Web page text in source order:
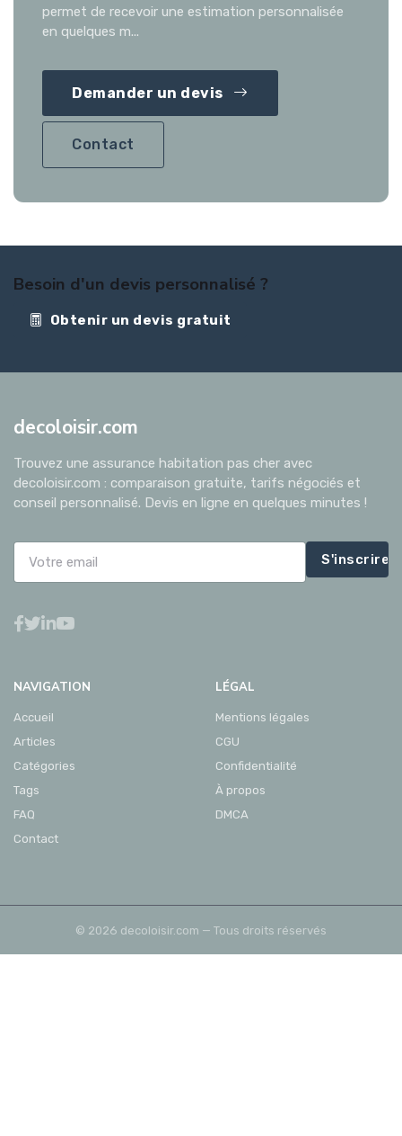
permet de recevoir une estimation personnalisée
en quelques m...
Demander un devis
Contact
Besoin d'un devis personnalisé ?
Obtenir un devis gratuit
decoloisir.com
Trouvez une assurance habitation pas cher avec
decoloisir.com : comparaison gratuite, tarifs négociés et
conseil personnalisé. Devis en ligne en quelques minutes !
S'inscrire
NAVIGATION
Accueil
Articles
Catégories
Tags
FAQ
Contact
LÉGAL
Mentions légales
CGU
Confidentialité
À propos
DMCA
© 2026 decoloisir.com — Tous droits réservés